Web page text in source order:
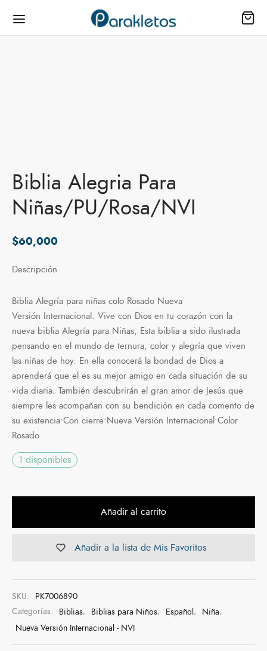
Biblia Alegria Para
Niñas/PU/Rosa/NVI
$60,000
Descripción
Biblia Alegría para niñas colo Rosado Nueva
Versión Internacional. Vive con Dios en tu corazón con la
nueva biblia Alegría para Niñas, Esta biblia a sido ilustrada
pensando en el mundo de ternura, color y alegría que viven
las niñas de hoy. En ella conocerá la bondad de Dios a
aprenderá que el es su mejor amigo en cada situación de su
vida diaria. También descubrirán el gran amor de Jesús que
siempre les acompañan con su bendición en cada comento de
su existencia•Con cierre•Nueva Versión Internacional•Color
Rosado
1 disponibles
Añadir al carrito
Añadir a la lista de Mis Favoritos
SKU: PK7006890
Categorías: Biblias, Biblias para Niños, Español, Niña,
Nueva Versión Internacional - NVI